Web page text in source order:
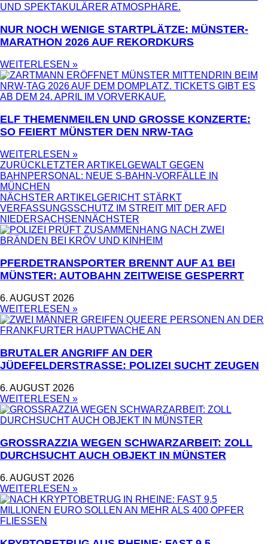
NUR NOCH WENIGE STARTPLÄTZE: MÜNSTER-
MARATHON 2026 AUF REKORDKURS
WEITERLESEN »
ELF THEMENMEILEN UND GROSSE KONZERTE: S
O FEIERT MÜNSTER DEN NRW-TAG
WEITERLESEN »
ZURÜCK LETZTER ARTIKELGEWALT GEGEN
BAHNPERSONAL: NEUE S-BAHN-VORFÄLLE IN
MÜNCHEN
NÄCHSTER ARTIKELGERICHT STÄRKT
VERFASSUNGSSCHUTZ IM STREIT MIT DER AFD
NIEDERSACHSEN NÄCHSTER
PFERDETRANSPORTER BRENNT AUF A1 BEI
MÜNSTER: AUTOBAHN ZEITWEISE GESPERRT
6. AUGUST 2026
WEITERLESEN »
BRUTALER ANGRIFF AN DER
JÜDEFELDERSTRASSE: POLIZEI SUCHT ZEUGEN
6. AUGUST 2026
WEITERLESEN »
GROSSRAZZIA WEGEN SCHWARZARBEIT: ZOLL D
URCHSUCHT AUCH OBJEKT IN MÜNSTER
6. AUGUST 2026
WEITERLESEN »